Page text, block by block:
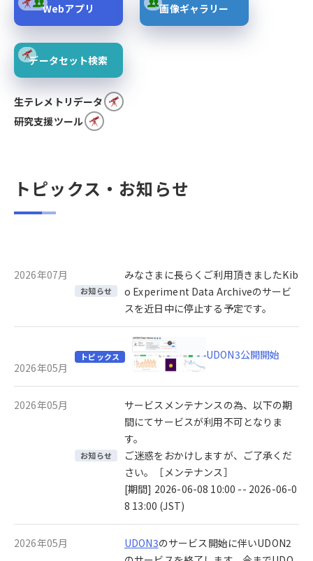
Webアプリ 画像ギャラリー
データセット検索
生テレメトリデータ
研究支援ツール
トピックス・お知らせ
2026年07月
お知らせ
みなさまに長らくご利用頂きましたKib
o Experiment Data Archiveのサービ
スを近日中に停止する予定です。
2026年05月
トピックス UDON3公開開始
2026年05月
お知らせ
サービスメンテナンスの為、以下の期
間にてサービスが利用不可となりま
す。
ご迷惑をおかけしますが、ご了承くだ
さい。［メンテナンス］
[期間] 2026-06-08 10:00 -- 2026-06-0
8 13:00 (JST)
2026年05月 UDON3のサービス開始に伴いUDON2